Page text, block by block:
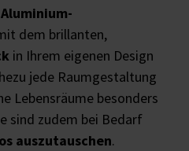
Aluminium-
dem brillanten,
in Ihrem eigenen Design
jede Raumgestaltung
Lebensräume besonders
sind zudem bei Bedarf
auszutauschen.